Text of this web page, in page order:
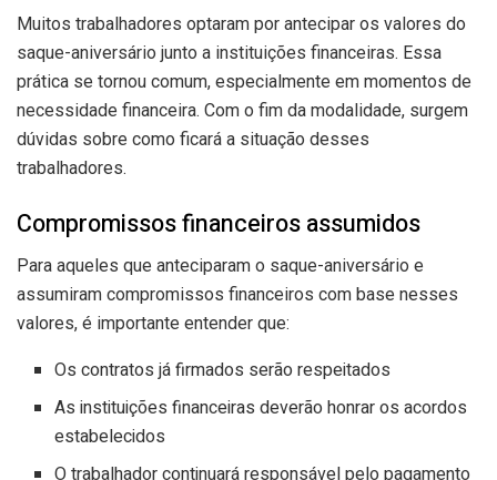
Muitos trabalhadores optaram por antecipar os valores do
saque-aniversário junto a instituições financeiras. Essa
prática se tornou comum, especialmente em momentos de
necessidade financeira. Com o fim da modalidade, surgem
dúvidas sobre como ficará a situação desses
trabalhadores.
Compromissos financeiros assumidos
Para aqueles que anteciparam o saque-aniversário e
assumiram compromissos financeiros com base nesses
valores, é importante entender que:
Os contratos já firmados serão respeitados
As instituições financeiras deverão honrar os acordos
estabelecidos